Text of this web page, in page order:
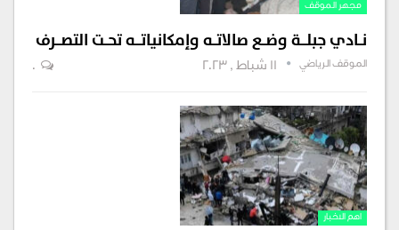
مجهر الموقف
نــادي جبلـــة وضــع صالاتــه وإمكانياتـــه تحــت التصـــرف
الموقف الرياضي 0
اهم الاخبار